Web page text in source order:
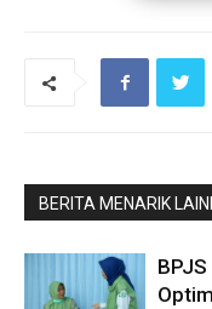
BERITA MENARIK